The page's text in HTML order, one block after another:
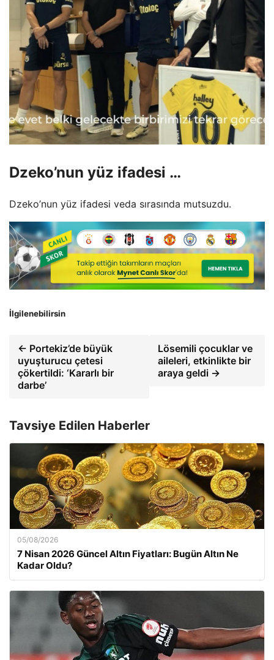
Dzeko’nun yüz ifadesi …
Dzeko’nun yüz ifadesi veda sırasında mutsuzdu.
İlgilenebilirsin
← Portekiz’de büyük
uyuşturucu çetesi
çökertildi: ‘Kararlı bir
darbe’
Lösemili çocuklar ve
aileleri, etkinlikte bir
araya geldi →
Tavsiye Edilen Haberler
05/08/2026
7 Nisan 2026 Güncel Altın Fiyatları: Bugün Altın Ne
Kadar Oldu?